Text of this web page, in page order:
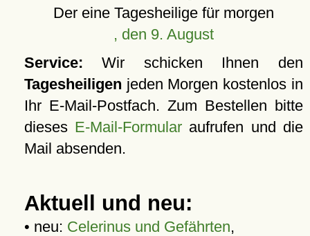
Der eine Tagesheilige für morgen
, den 9. August
Service: Wir schicken Ihnen den
Tagesheiligen jeden Morgen kostenlos in
Ihr E-Mail-Postfach. Zum Bestellen bitte
dieses E-Mail-Formular aufrufen und die
Mail absenden.
Aktuell und neu:
• neu: Celerinus und Gefährten,